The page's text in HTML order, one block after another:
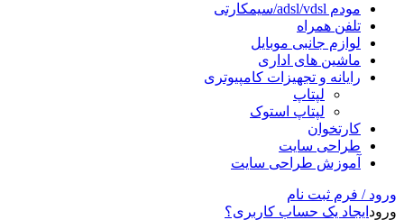
مودم adsl/vdsl/سیمکارتی
تلفن همراه
لوازم جانبی موبایل
ماشین های اداری
رایانه و تجهیزات کامپیوتری
لپتاپ
لپتاپ استوک
کارتخوان
طراحی سایت
آموزش طراحی سایت
ورود / فرم ثبت نام
ورود ایجاد یک حساب کاربری؟